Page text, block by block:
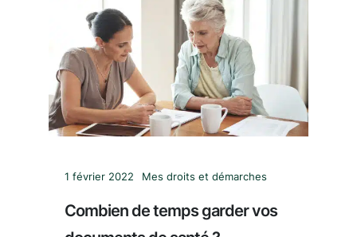
1 février 2022 Mes droits et démarches
Combien de temps garder vos